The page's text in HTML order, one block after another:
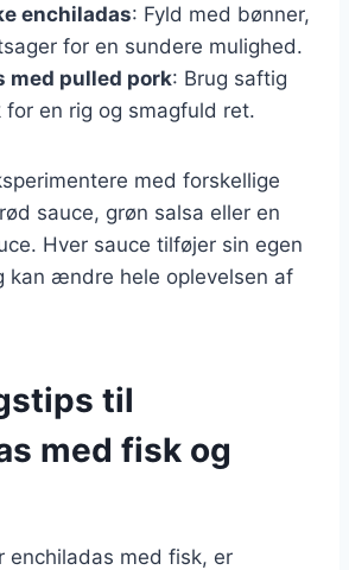
enchiladas: Fyld med bønner,
for en sundere mulighed.
med pulled pork: Brug saftig
for en rig og smagfuld ret.
med forskellige
sauce, grøn salsa eller en
Hver sauce tilføjer sin egen
kan ændre hele oplevelsen af
til
med fisk og
enchiladas med fisk, er